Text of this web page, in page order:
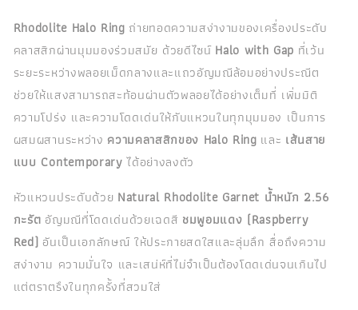
Rhodolite Halo Ring ถ่ายทอดความสง่างามของเครื่องประดับ
คลาสสิกผ่านมุมมองร่วมสมัย ด้วยดีไซน์ Halo with Gap ที่เว้น
ระยะระหว่างพลอยเม็ดกลางและแถวอัญมณีล้อมอย่างประณีต
ช่วยให้แสงสามารถสะท้อนผ่านตัวพลอยได้อย่างเต็มที่ เพิ่มมิติ
ความโปร่ง และความโดดเด่นให้กับแหวนในทุกมุมมอง เป็นการ
ผสมผสานระหว่าง ความคลาสสิกของ Halo Ring และ เส้นสาย
แบบ Contemporary ได้อย่างลงตัว
หัวแหวนประดับด้วย Natural Rhodolite Garnet น้ำหนัก 2.56
กะรัต อัญมณีที่โดดเด่นด้วยเฉดสี ชมพูอมแดง (Raspberry
Red) อันเป็นเอกลักษณ์ ให้ประกายสดใสและลุ่มลึก สื่อถึงความ
สง่างาม ความมั่นใจ และเสน่ห์ที่ไม่จำเป็นต้องโดดเด่นจนเกินไป
แต่ตราตรึงในทุกครั้งที่สวมใส่